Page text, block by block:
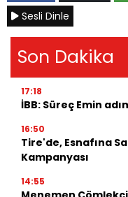
Sesli Dinle
Son Dakika
17:18
İBB: Süreç Emin
16:50
Tire'de, Esnafına
Kampanyası
14:55